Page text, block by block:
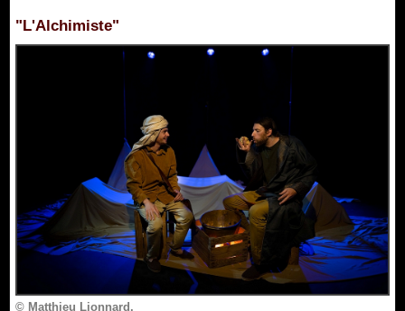
"L'Alchimiste"
© Matthieu Lionnard.